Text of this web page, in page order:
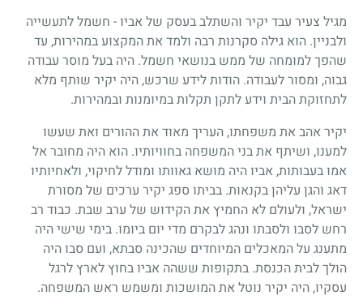
מגיל צעיר עבד יקיר והשתלב בעסק של אביו - חשמל לתעשייה
ולבניין. הוא גילה סקרנות רבה ולמד את המקצוע במהירות, עד
שהפך למומחה של ממש בנושאי חשמל. היה בעל מוסר עבודה
גבוה, ומסור לעבודה. הודות לידע שרכש, היה יקיר שותף מלא
לתחזוקת הבית וידע לתקן תקלות במיומנות ובמהירות.
יקיר אהב את משפחתו, העריך מאוד את ההורים ואת שעשו
למענו, ושיתף את בני המשפחה בחוויותיו. הוא היה מחובר אל
אמו בעבותות, אביו היה מושא גאוותו ומודל לחיקוי, ולאחיותיו
דאג והגן עליהן בקנאות. בביתו ספג יקיר ערכים של מסורת
ישראל, ולעולם לא החמיץ את הקידוש של ערב שבת. כבוד רב
רחש לסבו ולסבתו ונהג לבקרם מדי יום ביומו. בימי שישי היה
מתענג על המאכלים המיוחדים שהכינה סבתא, ועם סבו היה
הולך לבית הכנסת. בתקופות ששהה אביו בחוץ לארץ לרגל
עסקיו, היה יקיר נוטל את המושכות ומשמש ראש המשפחה.